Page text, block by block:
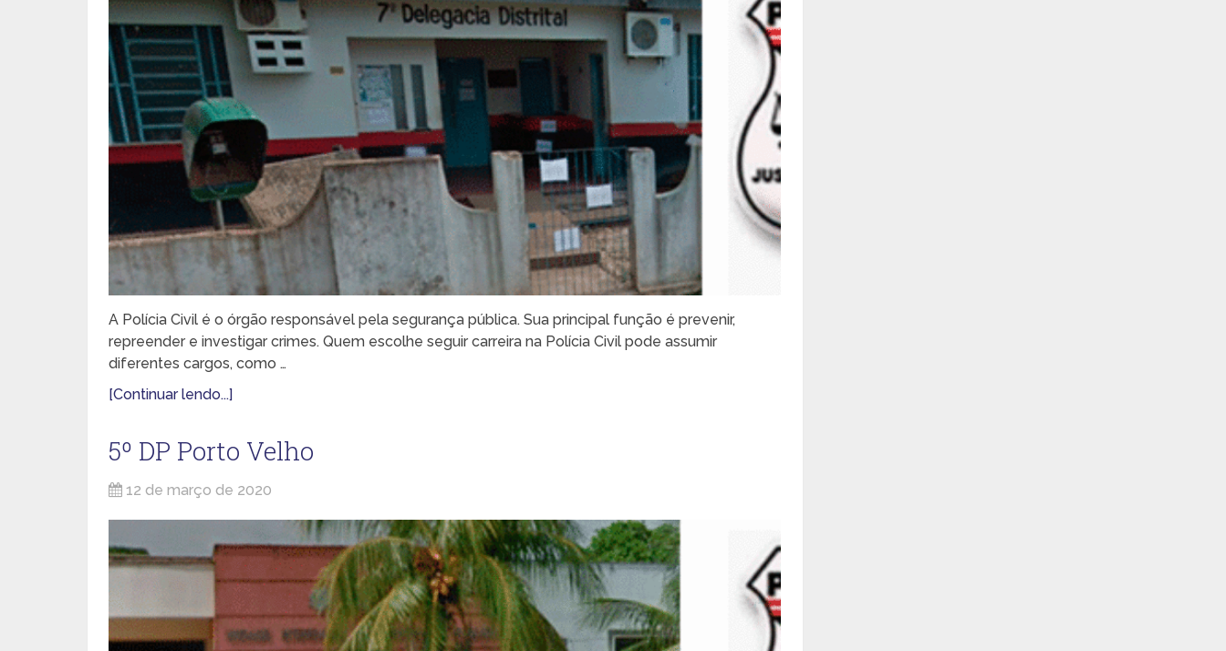
A Polícia Civil é o órgão responsável pela segurança pública. Sua principal função é prevenir,
repreender e investigar crimes. Quem escolhe seguir carreira na Polícia Civil pode assumir
diferentes cargos, como …
[Continuar lendo...]
5º DP Porto Velho
12 de março de 2020